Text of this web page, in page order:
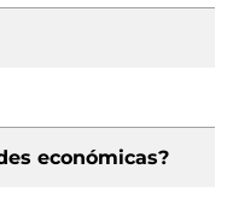
económicas?